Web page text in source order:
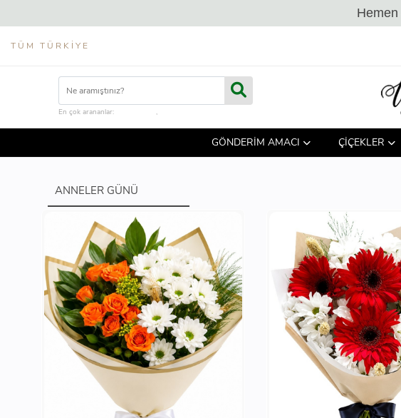
Hemen
TÜM TÜRKIYE
En çok arananlar: ,
GÖNDERİM AMACI ÇİÇEKLER
ANNELER GÜNÜ